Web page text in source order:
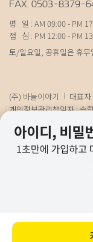
FAX. 0503-8379-
평 일 : AM 09:00 - PM
점 심 : PM 12:00 - PM
토/일요일, 공휴일은 휴무
(주) 바늘이야기
대표
개인정보관리책임자 : 송
대문구 연희로11가길
사업자번호 : 674-88-
COPYRIGHT 2021